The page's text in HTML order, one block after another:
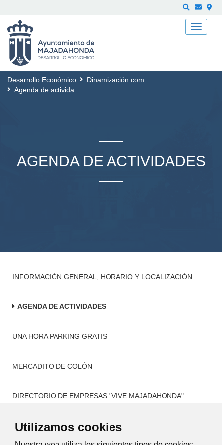
Utilizamos cookies
Desarrollo Económico
Dinamización comercial
Agenda de actividades
AGENDA DE ACTIVIDADES
INFORMACIÓN GENERAL, HORARIO Y LOCALIZACIÓN
AGENDA DE ACTIVIDADES
UNA HORA PARKING GRATIS
MERCADITO DE COLÓN
DIRECTORIO DE EMPRESAS "VIVE MAJADAHONDA"
ACCIONES DINAMIZACIÓN COMERCIAL